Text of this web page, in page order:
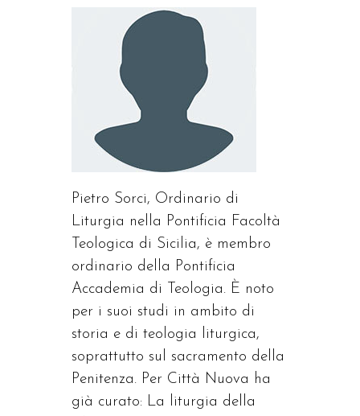
Pietro Sorci, Ordinario di
Liturgia nella Pontificia Facoltà
Teologica di Sicilia, è membro
ordinario della Pontificia
Accademia di Teologia. È noto
per i suoi studi in ambito di
storia e di teologia liturgica,
soprattutto sul sacramento della
Penitenza. Per Città Nuova ha
già curato: La liturgia della